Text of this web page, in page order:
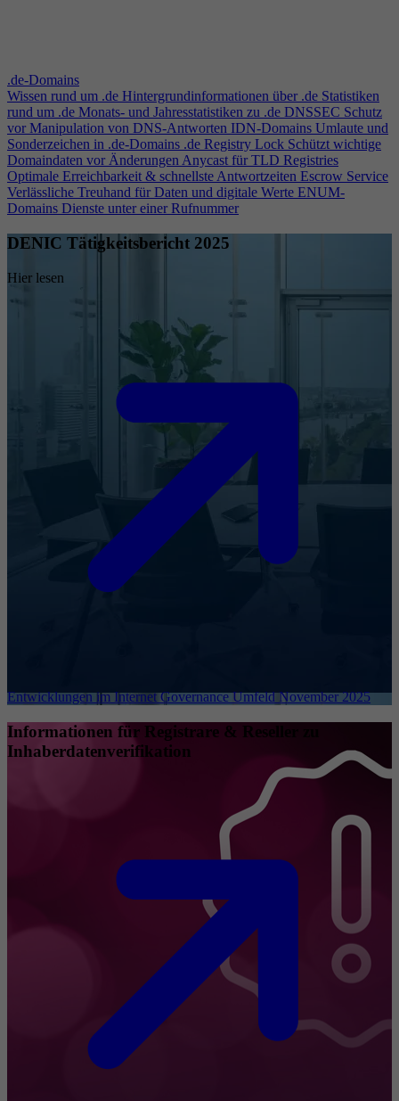
.de-Domains
Wissen rund um .de Hintergrundinformationen über .de Statistiken
rund um .de Monats- und Jahresstatistiken zu .de DNSSEC Schutz
vor Manipulation von DNS-Antworten IDN-Domains Umlaute und
Sonderzeichen in .de-Domains .de Registry Lock Schützt wichtige
Domaindaten vor ÄnderungenAnycast für TLD Registries
Optimale Erreichbarkeit & schnellste Antwortzeiten Escrow Service
Verlässliche Treuhand für Daten und digitale Werte ENUM-
Domains Dienste unter einer Rufnummer
DENIC Tätigkeitsbericht 2025
Hier lesen
Entwicklungen im Internet Governance Umfeld November 2025
Informationen für Registrare & Reseller zu
Inhaberdatenverifikation